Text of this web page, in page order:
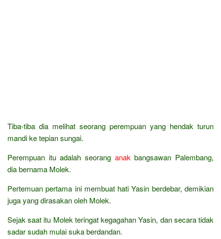
Tiba-tiba dia melihat seorang perempuan yang hendak turun
mandi ke tepian sungai.
Perempuan itu adalah seorang anak bangsawan Palembang,
dia bernama Molek.
Pertemuan pertama ini membuat hati Yasin berdebar, demikian
juga yang dirasakan oleh Molek.
Sejak saat itu Molek teringat kegagahan Yasin, dan secara tidak
sadar sudah mulai suka berdandan.